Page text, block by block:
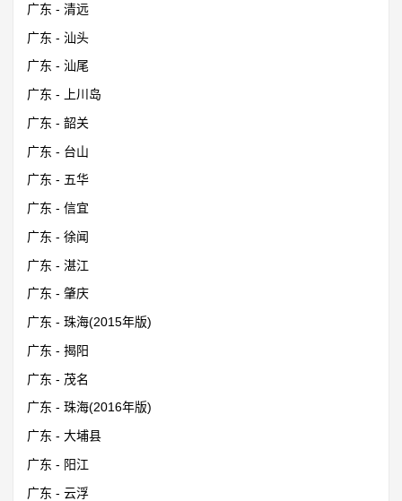
广东 - 清远
广东 - 汕头
广东 - 汕尾
广东 - 上川岛
广东 - 韶关
广东 - 台山
广东 - 五华
广东 - 信宜
广东 - 徐闻
广东 - 湛江
广东 - 肇庆
广东 - 珠海(2015年版)
广东 - 揭阳
广东 - 茂名
广东 - 珠海(2016年版)
广东 - 大埔县
广东 - 阳江
广东 - 云浮